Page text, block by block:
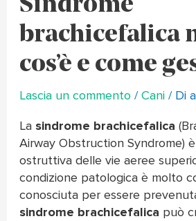
Sindrome
brachicefalica
cos’è e come
Lascia un commento /Cani/ Di
La sindrome brachicefalica
Airway Obstruction Syndrome)
ostruttiva delle vie aeree
condizione patologica è molto
conosciuta per essere
sindrome brachicefalica può